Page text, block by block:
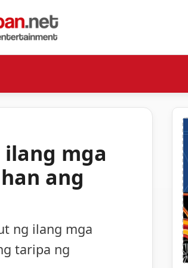
mga
ang
ng ilang mga
taripa ng